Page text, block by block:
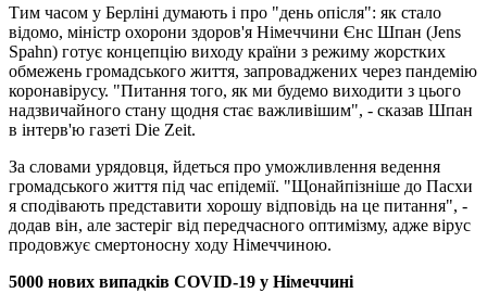
Тим часом у Берліні думають і про "день опісля": як стало
відомо, міністр охорони здоров'я Німеччини Єнс Шпан (Jens
Spahn) готує концепцію виходу країни з режиму жорстких
обмежень громадського життя, запроваджених через пандемію
коронавірусу. "Питання того, як ми будемо виходити з цього
надзвичайного стану щодня стає важливішим", - сказав Шпан
в інтерв'ю газеті Die Zeit.
За словами урядовця, йдеться про уможливлення ведення
громадського життя під час епідемії. "Щонайпізніше до Пасхи
я сподівають представити хорошу відповідь на це питання", -
додав він, але застеріг від передчасного оптимізму, адже вірус
продовжує смертоносну ходу Німеччиною.
5000 нових випадків COVID-19 у Німеччині